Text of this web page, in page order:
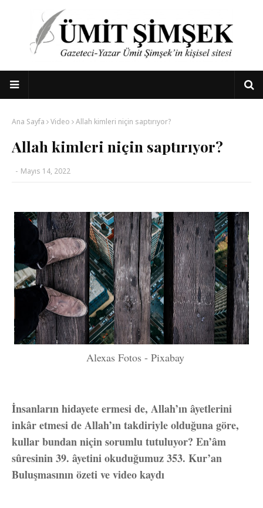
Ana Sayfa Video Allah kimleri niçin saptırıyor?
Allah kimleri niçin saptırıyor?
- Mayıs 14, 2022
Alexas Fotos - Pixabay
İnsanların hidayete ermesi de, Allah’ın âyetlerini
inkâr etmesi de Allah’ın takdiriyle olduğuna göre,
kullar bundan niçin sorumlu tutuluyor? En’âm
sûresinin 39. âyetini okuduğumuz 353. Kur’an
Buluşmasının özeti ve video kaydı